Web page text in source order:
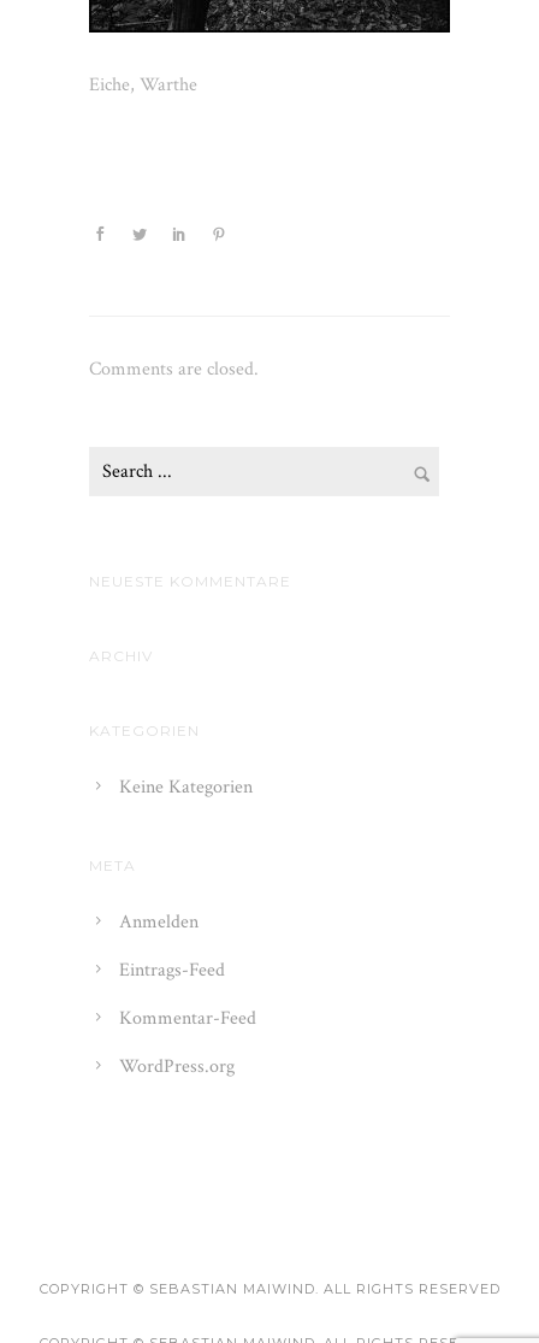
Eiche, Warthe
Comments are closed.
NEUESTE KOMMENTARE
ARCHIV
KATEGORIEN
Keine Kategorien
META
Anmelden
Eintrags-Feed
Kommentar-Feed
WordPress.org
COPYRIGHT © SEBASTIAN MAIWIND. ALL RIGHTS RESERVED